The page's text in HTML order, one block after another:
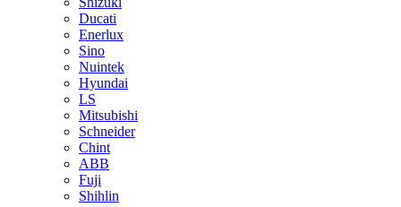
Ducati
Enerlux
Sino
Nuintek
Hyundai
LS
Mitsubishi
Schneider
Chint
ABB
Fuji
Shihlin